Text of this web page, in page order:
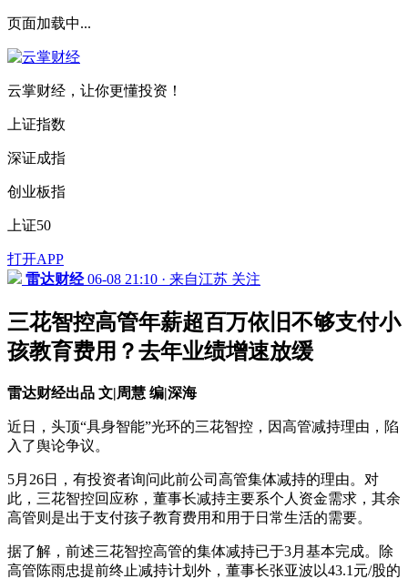
页面加载中...
云掌财经，让你更懂投资！
上证指数
深证成指
创业板指
上证50
打开APP
雷达财经 06-08 21:10 · 来自江苏 关注
三花智控高管年薪超百万依旧不够支付小
孩教育费用？去年业绩增速放缓
雷达财经出品 文|周慧 编|深海
近日，头顶“具身智能”光环的三花智控，因高管减持理由，陷
入了舆论争议。
5月26日，有投资者询问此前公司高管集体减持的理由。对
此，三花智控回应称，董事长减持主要系个人资金需求，其余
高管则是出于支付孩子教育费用和用于日常生活的需要。
据了解，前述三花智控高管的集体减持已于3月基本完成。除
高管陈雨忠提前终止减持计划外，董事长张亚波以43.1元/股的